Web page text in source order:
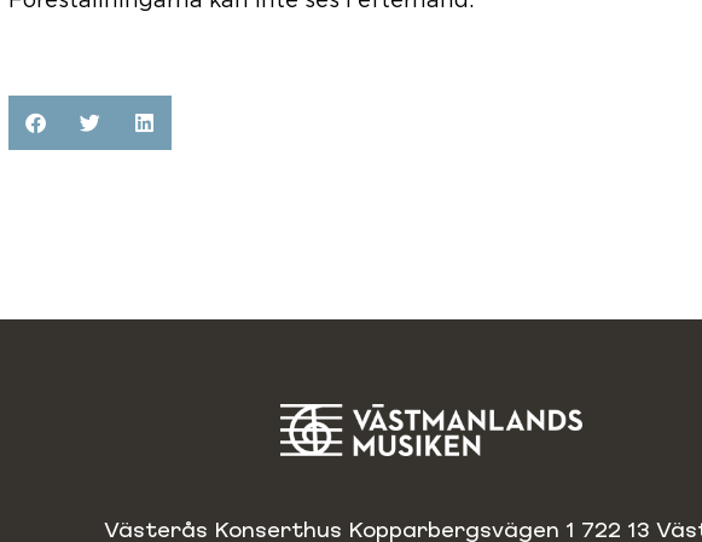
Västerås Konserthus Kopparbergsvägen 1 722 13